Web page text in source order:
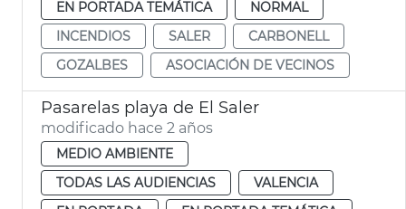
EN PORTADA TEMÁTICA
NORMAL
INCENDIOS
SALER
CARBONELL
GOZALBES
ASOCIACIÓN DE VECINOS
Pasarelas playa de El Saler
modificado hace 2 años
MEDIO AMBIENTE
TODAS LAS AUDIENCIAS
VALENCIA